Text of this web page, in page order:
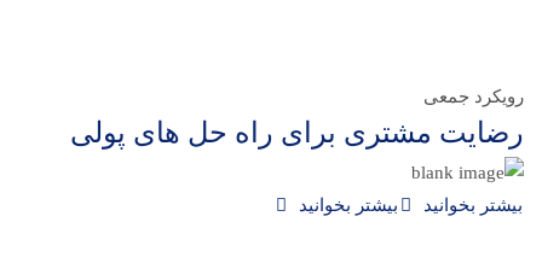
رویکرد جمعی
رضایت مشتری برای راه حل های پولی
بیشتر بخوانید بیشتر بخوانید